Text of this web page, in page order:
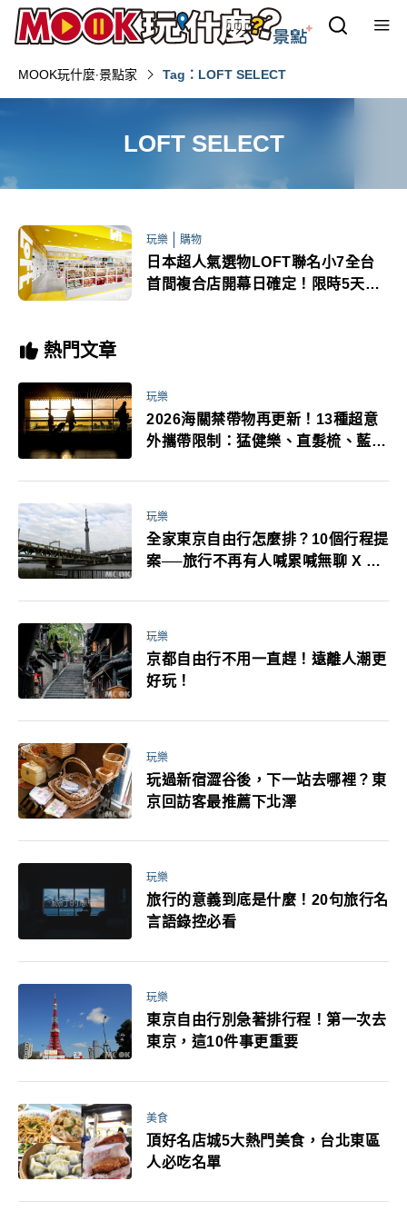
MOOK玩什麼‧景點家 Tag：LOFT SELECT
LOFT SELECT
玩樂 購物
日本超人氣選物LOFT聯名小7全台
首間複合店開幕日確定！限時5天滿
熱門文章
玩樂
2026海關禁帶物再更新！13種超意
外攜帶限制：猛健樂、直髮梳、藍牙
萬！注意事項一次看！
玩樂
全家東京自由行怎麼排？10個行程提
案──旅行不再有人喊累喊無聊 X 爸
玩樂
京都自由行不用一直趕！遠離人潮更
好玩！
玩樂
玩過新宿澀谷後，下一站去哪裡？東
京回訪客最推薦下北澤
玩樂
旅行的意義到底是什麼！20句旅行名
言語錄控必看
玩樂
東京自由行別急著排行程！第一次去
東京，這10件事更重要
美食
頂好名店城5大熱門美食，台北東區
人必吃名單